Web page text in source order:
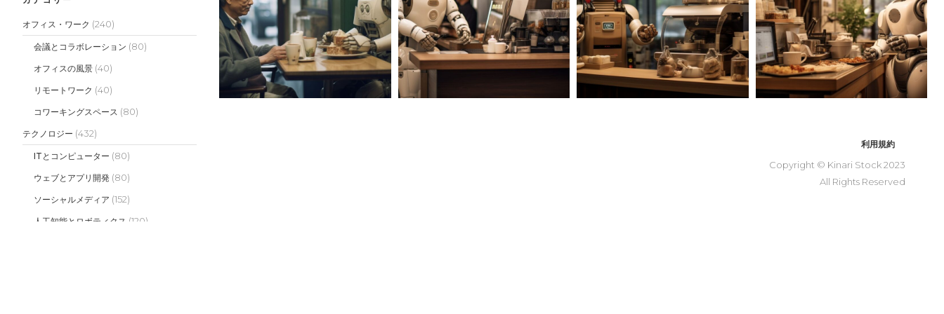
オフィス・ワーク (240)
会議とコラボレーション (80)
オフィスの風景 (40)
リモートワーク (40)
コワーキングスペース (80)
テクノロジー (432)
ITとコンピューター (80)
ウェブとアプリ開発 (80)
ソーシャルメディア (152)
人工知能とロボティクス (120)
利用規約
Copyright © Kinari Stock 2023
All Rights Reserved